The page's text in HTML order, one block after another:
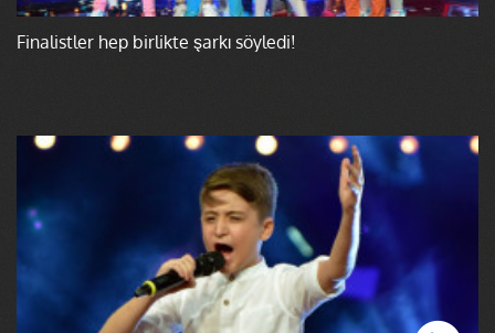
Finalistler hep birlikte şarkı söyledi!